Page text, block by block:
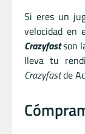
Si eres un
velocidad en
Crazyfastson
lleva tu
Crazyfastde